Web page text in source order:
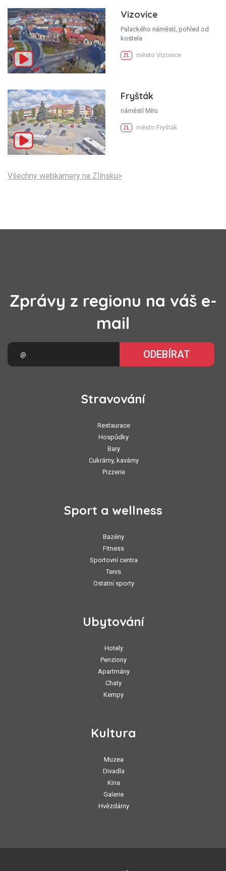
Vizovice
Palackého náměstí, pohled od
kostela
ZL město Vizovice
Fryšták
náměstí Míru
ZL město Fryšták
Všechny webkamery na Zlínsku>
Zprávy z regionu na váš e-
mail
ODEBÍRAT
Stravování
Restaurace
Hospůdky
Bary
Cukrárny, kavárny
Pizzerie
Sport a wellness
Bazény
Fitness
Sportovní centra
Tenis
Ostatní sporty
Ubytování
Hotely
Penziony
Apartmány
Chaty
Kempy
Kultura
Muzea
Divadla
Kina
Galerie
Hvězdárny